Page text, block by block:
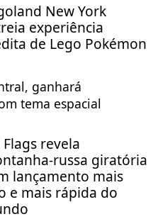
New York
experiência
de Lego Pokémon
ganhará
tema espacial
Flags revela
russa giratória
lançamento mais
e mais rápida do